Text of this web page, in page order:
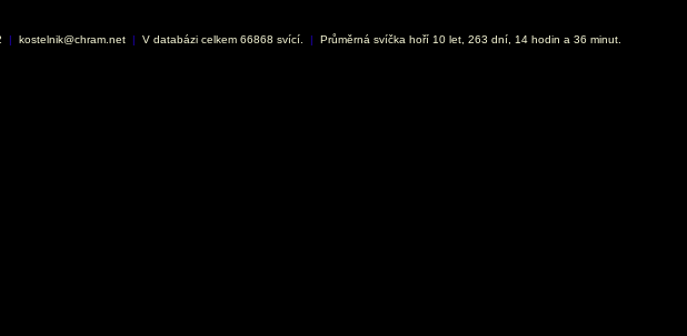
| kostelnik@chram.net | V databázi celkem 66868 svící. | Průměrná svíčka hoří 10 let, 263 dní, 14 hodin a 36 minut.